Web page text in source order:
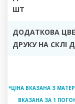
ШТ
ДОДАТКОВА
ДРУКУ НА СКЛІ
*ЦІНА ВКАЗАНА З
ВКАЗАНА ЗА 1